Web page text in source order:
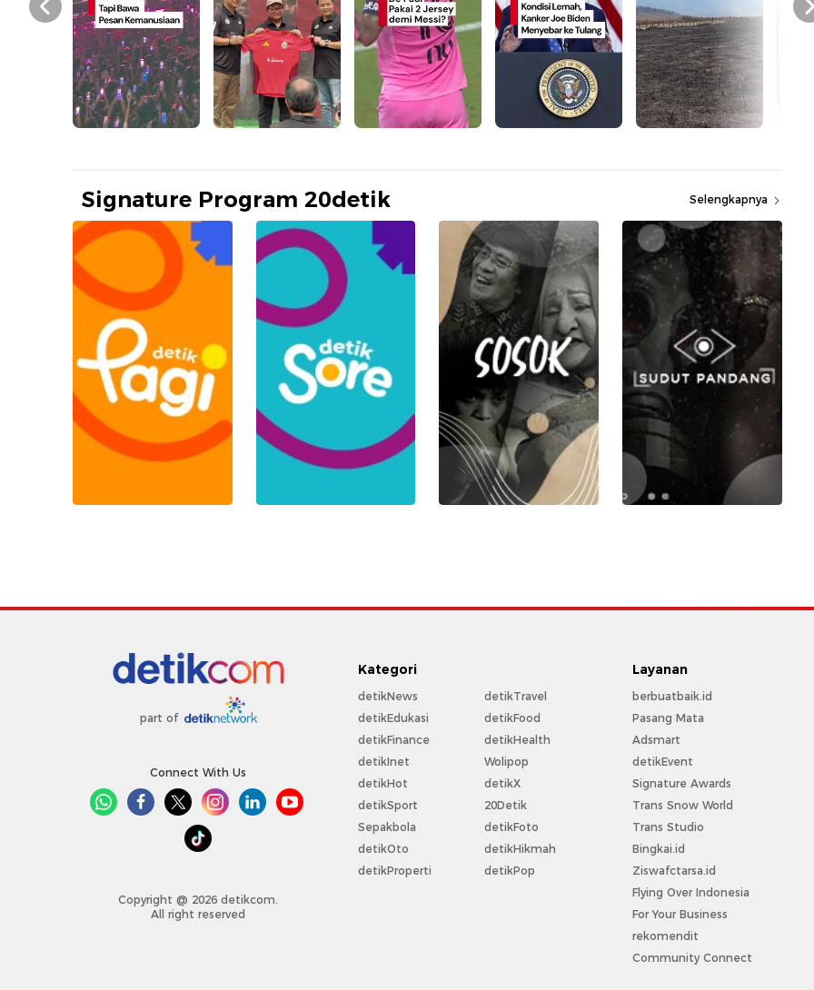
Prev
Signature Program 20detik Selengkapnya
part of
Connect With Us
Copyright @ 2026 detikcom.
All right reserved
Kategori
detikNews
detikEdukasi
detikFinance
detikInet
detikHot
detikSport
Sepakbola
detikOto
detikProperti
detikTravel
detikFood
detikHealth
Wolipop
detikX
20Detik
detikFoto
detikHikmah
detikPop
Layanan
berbuatbaik.id
Pasang Mata
Adsmart
detikEvent
Signature Awards
Trans Snow World
Trans Studio
Bingkai.id
Ziswafctarsa.id
Flying Over Indonesia
For Your Business
rekomendit
Community Connect